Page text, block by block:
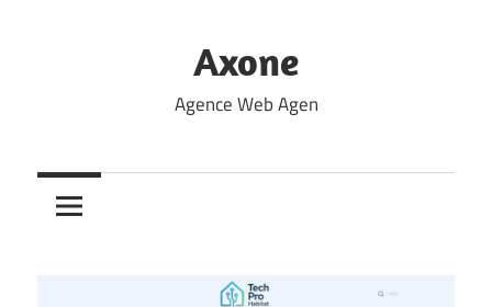
Axone
Agence Web Agen